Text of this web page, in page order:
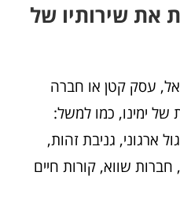
את שירותיו של
עסק קטן או חברה
ימינו, כמו למשל:
ארגוני, גניבת זהות,
שווא, קורות חיים